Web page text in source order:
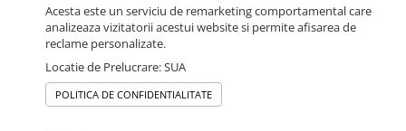
Acesta este un serviciu de remarketing comportamental care
analizeaza vizitatorii acestui website si permite afisarea de
reclame personalizate.
Locatie de Prelucrare: SUA
POLITICA DE CONFIDENTIALITATE